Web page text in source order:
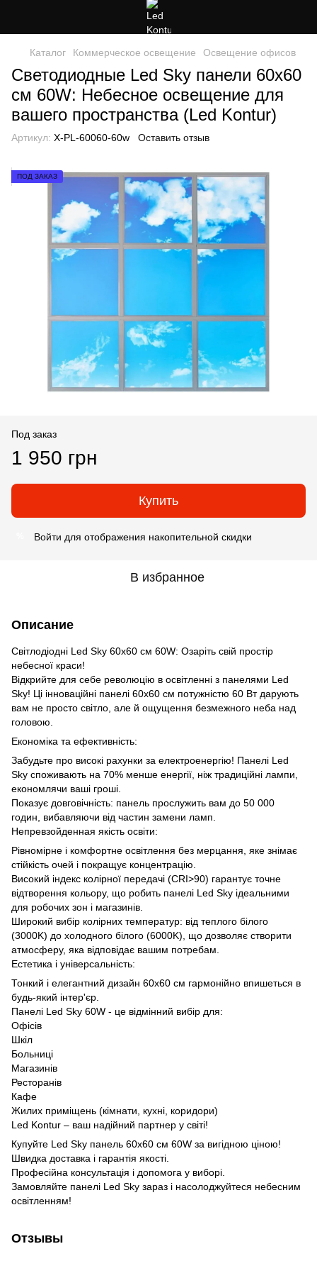
Каталог Коммерческое освещение Освещение офисов
Светодиодные Led Sky панели 60x60
см 60W: Небесное освещение для
вашего пространства (Led Kontur)
Артикул: X-PL-60060-60w Оставить отзыв
ПОД ЗАКАЗ
Под заказ
1 950 грн
Купить
Войти для отображения накопительной скидки
В избранное
Описание
Світлодіодні Led Sky 60х60 см 60W: Озаріть свій простір
небесної краси!
Відкрийте для себе революцію в освітленні з панелями Led
Sky! Ці інноваційні панелі 60х60 см потужністю 60 Вт дарують
вам не просто світло, але й ощущення безмежного неба над
головою.
Економіка та ефективність:
Забудьте про високі рахунки за електроенергію! Панелі Led
Sky споживають на 70% менше енергії, ніж традиційні лампи,
економлячи ваші гроші.
Показує довговічність: панель прослужить вам до 50 000
годин, вибавляючи від частин замени ламп.
Непревзойденная якість освіти:
Рівномірне і комфортне освітлення без мерцання, яке знімає
стійкість очей і покращує концентрацію.
Високий індекс колірної передачі (CRI>90) гарантує точне
відтворення кольору, що робить панелі Led Sky ідеальними
для робочих зон і магазинів.
Широкий вибір колірних температур: від теплого білого
(3000K) до холодного білого (6000K), що дозволяє створити
атмосферу, яка відповідає вашим потребам.
Естетика і універсальність:
Тонкий і елегантний дизайн 60х60 см гармонійно впишеться в
будь-який інтер'єр.
Панелі Led Sky 60W - це відмінний вибір для:
Офісів
Шкіл
Больниці
Магазинів
Ресторанів
Кафе
Жилих приміщень (кімнати, кухні, коридори)
Led Kontur – ваш надійний партнер у світі!
Купуйте Led Sky панель 60х60 см 60W за вигідною ціною!
Швидка доставка і гарантія якості.
Професійна консультація і допомога у виборі.
Замовляйте панелі Led Sky зараз і насолоджуйтеся небесним
освітленням!
Отзывы